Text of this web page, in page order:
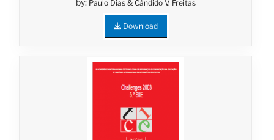
Paulo Dias & Cândido V. Freitas
Download